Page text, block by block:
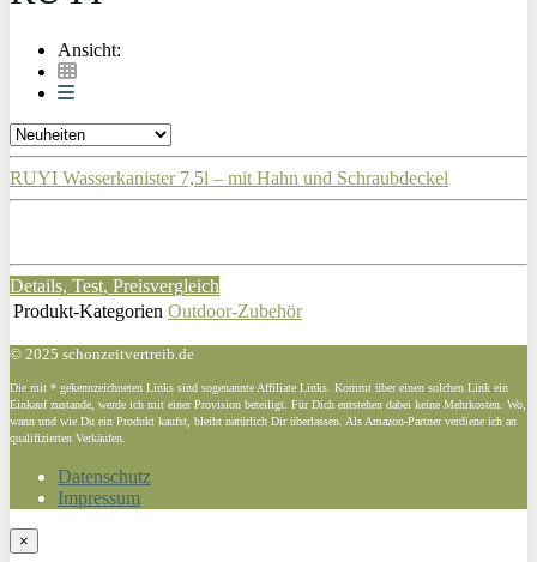
Ansicht:
RUYI Wasserkanister 7,5l – mit Hahn und Schraubdeckel
Details, Test, Preisvergleich
Produkt-Kategorien Outdoor-Zubehör
© 2025 schonzeitvertreib.de
Die mit * gekennzeichneten Links sind sogenannte Affiliate Links. Kommt über einen solchen Link ein
Einkauf zustande, werde ich mit einer Provision beteiligt. Für Dich entstehen dabei keine Mehrkosten. Wo,
wann und wie Du ein Produkt kaufst, bleibt natürlich Dir überlassen. Als Amazon-Partner verdiene ich an
qualifizierten Verkäufen.
Datenschutz
Impressum
×